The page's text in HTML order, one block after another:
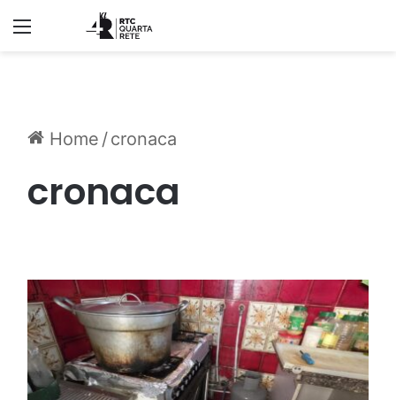
Home /cronaca
cronaca